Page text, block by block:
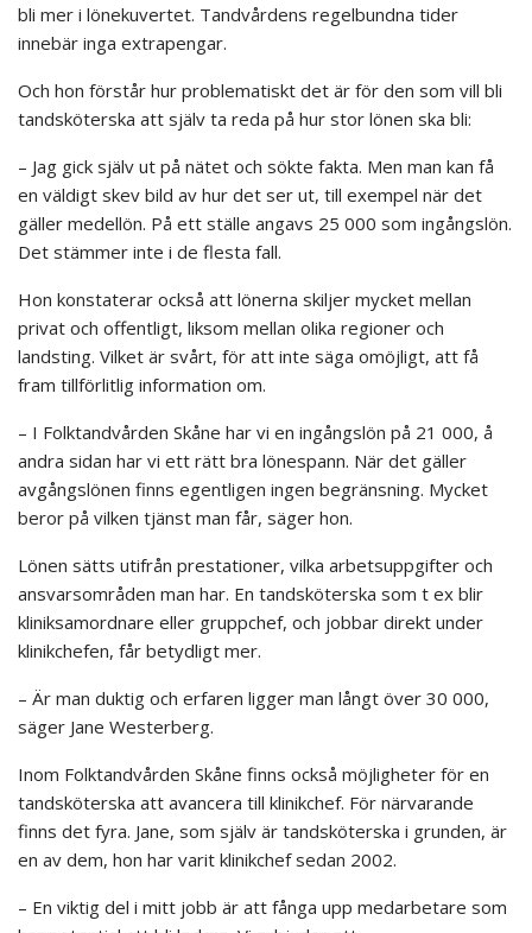
bli mer i lönekuvertet. Tandvårdens regelbundna tider
innebär inga extrapengar.
Och hon förstår hur problematiskt det är för den som vill bli
tandsköterska att själv ta reda på hur stor lönen ska bli:
– Jag gick själv ut på nätet och sökte fakta. Men man kan få
en väldigt skev bild av hur det ser ut, till exempel när det
gäller medellön. På ett ställe angavs 25 000 som ingångslön.
Det stämmer inte i de flesta fall.
Hon konstaterar också att lönerna skiljer mycket mellan
privat och offentligt, liksom mellan olika regioner och
landsting. Vilket är svårt, för att inte säga omöjligt, att få
fram tillförlitlig information om.
– I Folktandvården Skåne har vi en ingångslön på 21 000, å
andra sidan har vi ett rätt bra lönespann. När det gäller
avgångslönen finns egentligen ingen begränsning. Mycket
beror på vilken tjänst man får, säger hon.
Lönen sätts utifrån prestationer, vilka arbetsuppgifter och
ansvarsområden man har. En tandsköterska som t ex blir
kliniksamordnare eller gruppchef, och jobbar direkt under
klinikchefen, får betydligt mer.
– Är man duktig och erfaren ligger man långt över 30 000,
säger Jane Westerberg.
Inom Folktandvården Skåne finns också möjligheter för en
tandsköterska att avancera till klinikchef. För närvarande
finns det fyra. Jane, som själv är tandsköterska i grunden, är
en av dem, hon har varit klinikchef sedan 2002.
– En viktig del i mitt jobb är att fånga upp medarbetare som